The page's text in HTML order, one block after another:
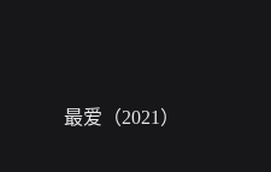
最爱（2021）